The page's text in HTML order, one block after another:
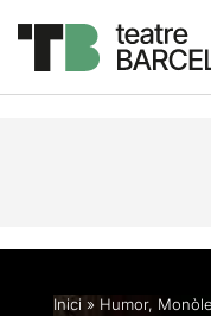
Descripció
Inici » Humor,